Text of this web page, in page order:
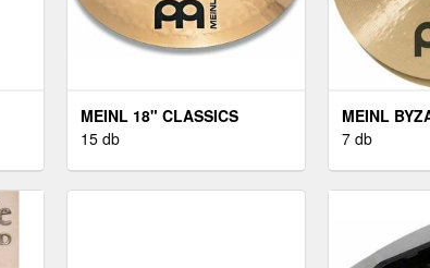
MEINL 18" CLASSICS
CUSTOM MEDIUM CRASH
15 db
MEINL
MEDIUM HI-
7 db